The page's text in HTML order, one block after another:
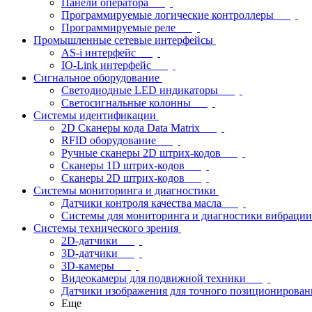
Панели оператора
Программируемые логические контроллеры
Программируемые реле
Промышленные сетевые интерфейсы
AS-i интерфейс
IO-Link интерфейс
Сигнальное оборудование
Светодиодные LED индикаторы
Светосигнальные колонны
Системы идентификации
2D Сканеры кода Data Matrix
RFID оборудование
Ручные сканеры 2D штрих-кодов
Сканеры 1D штрих-кодов
Сканеры 2D штрих-кодов
Системы мониторинга и диагностики
Датчики контроля качества масла
Системы для мониторинга и диагностики вибрации
Системы технического зрения
2D-датчики
3D-датчики
3D-камеры
Видеокамеры для подвижной техники
Датчики изображения для точного
Еще